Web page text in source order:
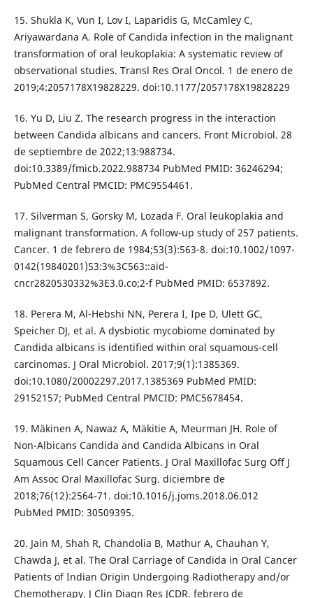
15. Shukla K, Vun I, Lov I, Laparidis G, McCamley C,
Ariyawardana A. Role of Candida infection in the malignant
transformation of oral leukoplakia: A systematic review of
observational studies. Transl Res Oral Oncol. 1 de enero de
2019;4:2057178X19828229. doi:10.1177/2057178X19828229
16. Yu D, Liu Z. The research progress in the interaction
between Candida albicans and cancers. Front Microbiol. 28
de septiembre de 2022;13:988734.
doi:10.3389/fmicb.2022.988734 PubMed PMID: 36246294;
PubMed Central PMCID: PMC9554461.
17. Silverman S, Gorsky M, Lozada F. Oral leukoplakia and
malignant transformation. A follow-up study of 257 patients.
Cancer. 1 de febrero de 1984;53(3):563-8. doi:10.1002/1097-
0142(19840201)53:3%3C563::aid-
cncr2820530332%3E3.0.co;2-f PubMed PMID: 6537892.
18. Perera M, Al-Hebshi NN, Perera I, Ipe D, Ulett GC,
Speicher DJ, et al. A dysbiotic mycobiome dominated by
Candida albicans is identified within oral squamous-cell
carcinomas. J Oral Microbiol. 2017;9(1):1385369.
doi:10.1080/20002297.2017.1385369 PubMed PMID:
29152157; PubMed Central PMCID: PMC5678454.
19. Mäkinen A, Nawaz A, Mäkitie A, Meurman JH. Role of
Non-Albicans Candida and Candida Albicans in Oral
Squamous Cell Cancer Patients. J Oral Maxillofac Surg Off J
Am Assoc Oral Maxillofac Surg. diciembre de
2018;76(12):2564-71. doi:10.1016/j.joms.2018.06.012
PubMed PMID: 30509395.
20. Jain M, Shah R, Chandolia B, Mathur A, Chauhan Y,
Chawda J, et al. The Oral Carriage of Candida in Oral Cancer
Patients of Indian Origin Undergoing Radiotherapy and/or
Chemotherapy. J Clin Diagn Res JCDR. febrero de